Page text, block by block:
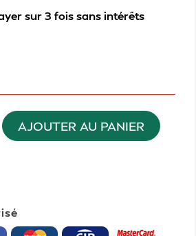
sur 3 fois sans intérêts
AJOUTER AU PANIER